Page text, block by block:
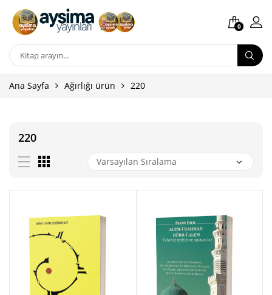
0
Ana Sayfa Ağırlığı ürün 220
220